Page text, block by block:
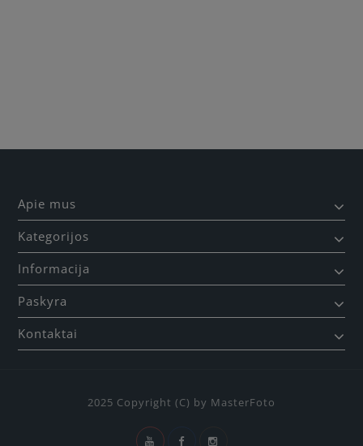
Apie mus
Kategorijos
Informacija
Paskyra
Kontaktai
2025 Copyright (C) by MasterFoto